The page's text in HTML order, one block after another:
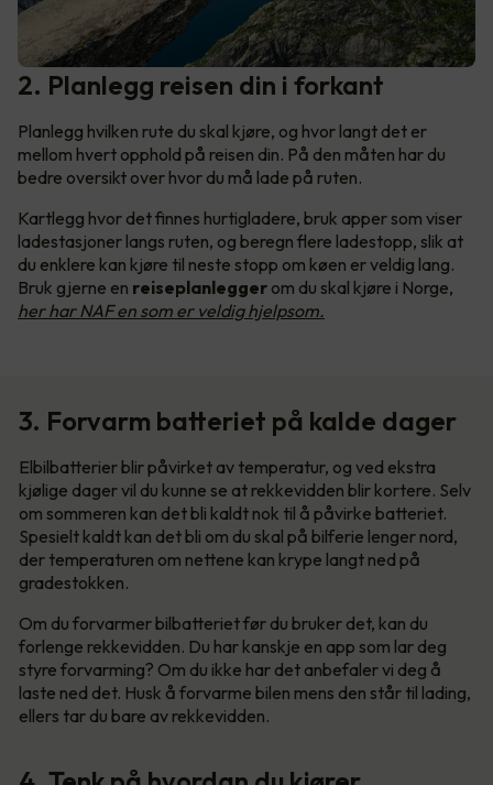
2. Planlegg reisen din i forkant
Planlegg hvilken rute du skal kjøre, og hvor langt det er
mellom hvert opphold på reisen din. På den måten har du
bedre oversikt over hvor du må lade på ruten.
Kartlegg hvor det finnes hurtigladere, bruk apper som viser
ladestasjoner langs ruten, og beregn flere ladestopp, slik at
du enklere kan kjøre til neste stopp om køen er veldig lang.
Bruk gjerne en reiseplanlegger om du skal kjøre i Norge,
her har NAF en som er veldig hjelpsom.
3. Forvarm batteriet på kalde dager
Elbilbatterier blir påvirket av temperatur, og ved ekstra
kjølige dager vil du kunne se at rekkevidden blir kortere. Selv
om sommeren kan det bli kaldt nok til å påvirke batteriet.
Spesielt kaldt kan det bli om du skal på bilferie lenger nord,
der temperaturen om nettene kan krype langt ned på
gradestokken.
Om du forvarmer bilbatteriet før du bruker det, kan du
forlenge rekkevidden. Du har kanskje en app som lar deg
styre forvarming? Om du ikke har det anbefaler vi deg å
laste ned det. Husk å forvarme bilen mens den står til lading,
ellers tar du bare av rekkevidden.